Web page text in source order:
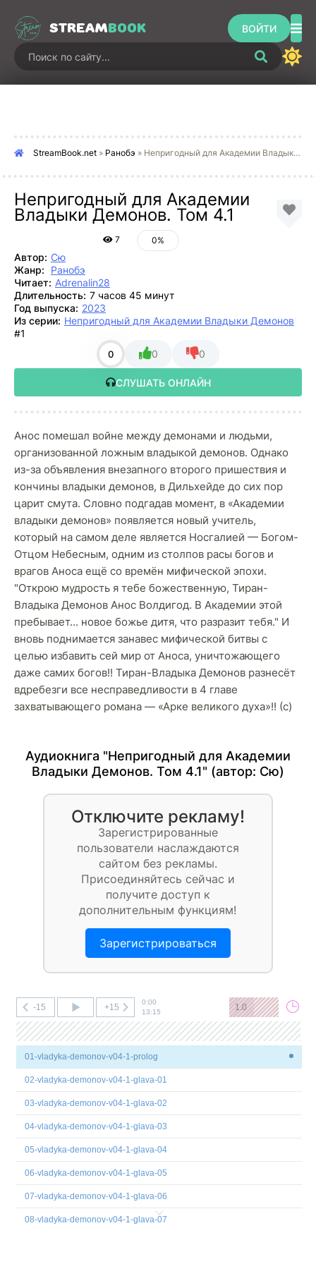
STREAMBOOK ВОЙТИ
StreamBook.net » Ранобэ » Непригодный для Академии Владыки Демонов. Том 4.1
Непригодный для Академии
Владыки Демонов. Том 4.1
7 0%
Автор: Сю
Жанр:
Ранобэ
Читает: Adrenalin28
Длительность: 7 часов 45 минут
Год выпуска: 2023
Из серии: Непригодный для Академии Владыки Демонов
#1
0 0 0
СЛУШАТЬ ОНЛАЙН
Анос помешал войне между демонами и людьми,
организованной ложным владыкой демонов. Однако
из-за объявления внезапного второго пришествия и
кончины владыки демонов, в Дильхейде до сих пор
царит смута. Словно подгадав момент, в «Академии
владыки демонов» появляется новый учитель,
который на самом деле является Носгалией — Богом-
Отцом Небесным, одним из столпов расы богов и
врагов Аноса ещё со времён мифической эпохи.
"Открою мудрость я тебе божественную, Тиран-
Владыка Демонов Анос Волдигод. В Академии этой
пребывает... новое божье дитя, что разразит тебя." И
вновь поднимается занавес мифической битвы с
целью избавить сей мир от Аноса, уничтожающего
даже самих богов!! Тиран-Владыка Демонов разнесёт
вдребезги все несправедливости в 4 главе
захватывающего романа — «Арке великого духа»!! (c)
Аудиокнига "Непригодный для Академии
Владыки Демонов. Том 4.1" (автор: Сю)
Отключите рекламу!
Зарегистрированные
пользователи наслаждаются
сайтом без рекламы.
Присоединяйтесь сейчас и
получите доступ к
дополнительным функциям!
Зарегистрироваться
-15 +15
0:00
13:15
1.0
01-vladyka-demonov-v04-1-prolog
02-vladyka-demonov-v04-1-glava-01
03-vladyka-demonov-v04-1-glava-02
04-vladyka-demonov-v04-1-glava-03
05-vladyka-demonov-v04-1-glava-04
06-vladyka-demonov-v04-1-glava-05
07-vladyka-demonov-v04-1-glava-06
08-vladyka-demonov-v04-1-glava-07